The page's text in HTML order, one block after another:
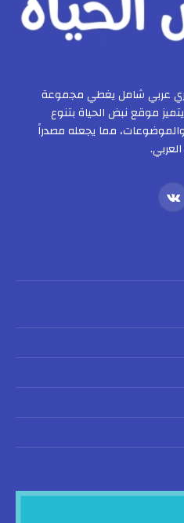
عربي شامل يغطي مجموعة
موقع نبض الحياة بتنوع
والموضوعات، مما يجعله مصدراً
VKontakte